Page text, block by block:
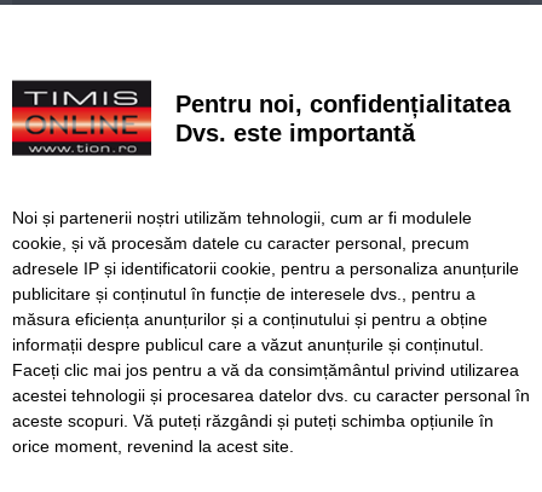
Misterioso! Început romantic de stagiune la Opera din
Timișoara
Construcție impresionantă din Imperiul Roman, scoasă la
Continuă modernizarea centrului pietonal al Lugojului.
Contract de 21 de milioane de lei, finanțat european
Poli scapă de înfrângere, dar pleacă doar cu un punct din
deplasarea cu Șelimbăr
SERVICII Redactia
Folosinta Cookie-urilor
Pentru noi, confidențialitatea
Dvs. este importantă
Noi și partenerii noștri utilizăm tehnologii, cum ar fi modulele
cookie, și vă procesăm datele cu caracter personal, precum
adresele IP și identificatorii cookie, pentru a personaliza anunțurile
publicitare și conținutul în funcție de interesele dvs., pentru a
măsura eficiența anunțurilor și a conținutului și pentru a obține
informații despre publicul care a văzut anunțurile și conținutul.
Faceți clic mai jos pentru a vă da consimțământul privind utilizarea
acestei tehnologii și procesarea datelor dvs. cu caracter personal în
aceste scopuri. Vă puteți răzgândi și puteți schimba opțiunile în
orice moment, revenind la acest site.